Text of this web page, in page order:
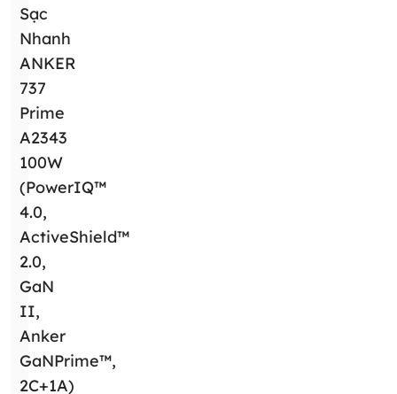
Sạc
Nhanh
ANKER
737
Prime
A2343
100W
(PowerIQ™
4.0,
ActiveShield™
2.0,
GaN
II,
Anker
GaNPrime™,
2C+1A)